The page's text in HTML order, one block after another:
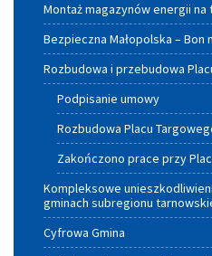
Montaż magazynów energii na
Bezpieczna Małopolska – Bon
Rozbudowa i przebudowa
Podpisanie umowy
Rozbudowa Placu
Zakończono prace przy
Kompleksowe
gminach subregionu
Cyfrowa Gmina